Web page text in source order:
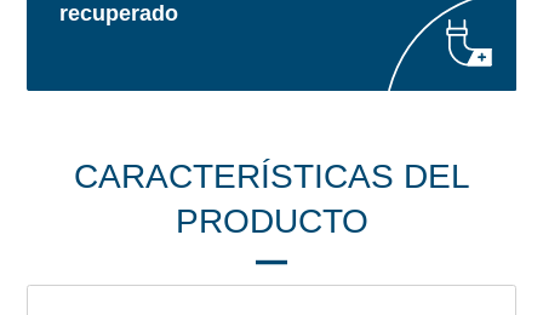
recuperado
CARACTERÍSTICAS DEL
PRODUCTO